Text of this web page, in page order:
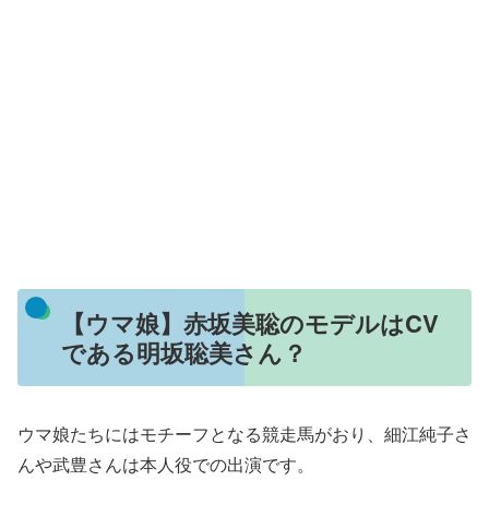
【ウマ娘】赤坂美聡のモデルはCV
である明坂聡美さん？
ウマ娘たちにはモチーフとなる競走馬がおり、細江純子さ
んや武豊さんは本人役での出演です。